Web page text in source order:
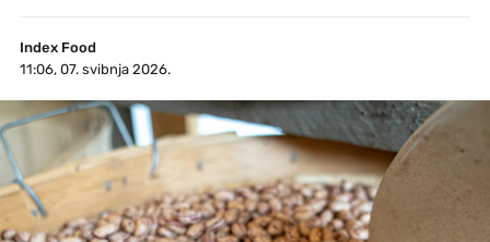
Index Food
11:06, 07. svibnja 2026.